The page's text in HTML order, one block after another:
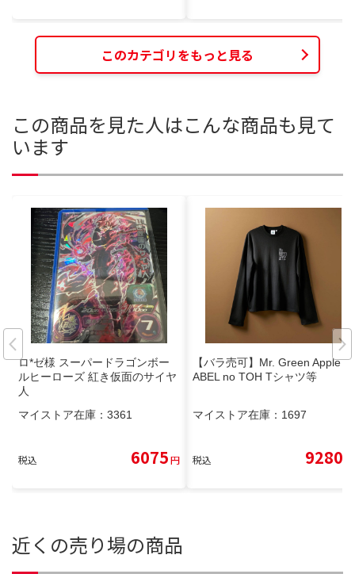
このカテゴリをもっと見る
この商品を見た人はこんな商品も見て
います
ロ*ゼ様 スーパードラゴンボー
ルヒーローズ 紅き仮面のサイヤ
人
マイストア在庫： 3361
税込 6075円
【バラ売可】Mr. Green Apple B
ABEL no TOH Tシャツ等
マイストア在庫： 1697
税込 9280
近くの売り場の商品